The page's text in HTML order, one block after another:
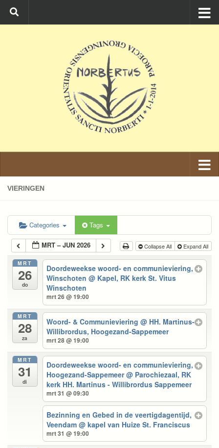
Ga naar de inhoud
VIERINGEN
Categories Tags
MRT – JUN 2026 Collapse All Expand All
MRT
26
do
Doordeweekse woord- en communieviering,
Winschoten@ Kapel, RK kerk St. Vitus
Winschoten
mrt 26 @ 19:00
MRT
28
za
Woord- & Communieviering@ HH. Martinus-
Willibrordus, Hoogezand-Sappemeer
mrt 28 @ 19:00
MRT
31
di
Doordeweekse woord- en communieviering,
Hoogezand-Sappemeer@ Parochiezaal, RK
kerk HH. Martinus - Willibrordus Sappemeer
mrt 31 @ 09:30
Bezinning en Gebed in de veertigdagentijd,
Veendam@ kapel van Huize St. Franciscus
mrt 31 @ 19:00